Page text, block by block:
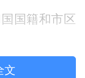
国籍和市区
通过公共就
文